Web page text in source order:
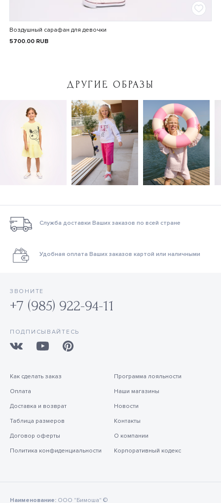
Воздушный сарафан для девочки
5700.00 RUB
ДРУГИЕ ОБРАЗЫ
Служба доставки Ваших заказов по всей стране
Удобная оплата Ваших заказов картой или наличными
ЗВОНИТЕ
+7 (985) 922-94-11
ПОДПИСЫВАЙТЕСЬ
Как сделать заказ
Оплата
Доставка и возврат
Таблица размеров
Договор оферты
Политика конфиденциальности
Программа лояльности
Наши магазины
Новости
Контакты
О компании
Корпоративный кодекс
Наименование: ООО "Бимоша" ©